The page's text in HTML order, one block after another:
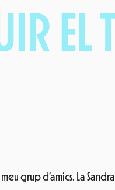
EL
grup d’amics. La